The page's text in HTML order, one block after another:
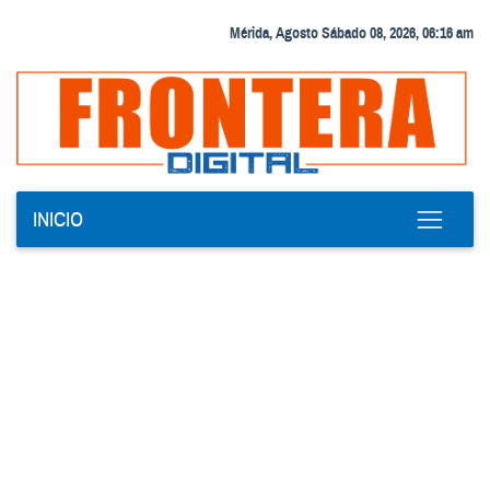
Mérida, Agosto Sábado 08, 2026, 06:16 am
INICIO